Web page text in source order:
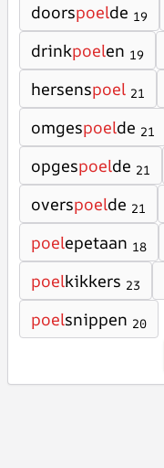
doorspoelde 19
drinkpoelen 19
hersenspoel 21
omgespoelde 21
opgespoelde 21
overspoelde 21
poelepetaan 18
poelkikkers 23
poelsnippen 20